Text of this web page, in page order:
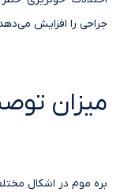
جراحی را افزایش
میزان
بره موم در اشکال